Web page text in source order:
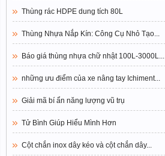
Thùng rác HDPE dung tích 80L
Thùng Nhựa Nắp Kín: Công Cụ Nhỏ Tạo...
Báo giá thùng nhựa chữ nhật 100L-3000L...
những ưu điểm của xe nâng tay Ichiment...
Giải mã bí ẩn năng lượng vũ trụ
Tử Bình Giúp Hiểu Mình Hơn
Cột chắn inox dây kéo và cột chắn dây...